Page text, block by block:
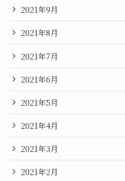
2021年9月
2021年8月
2021年7月
2021年6月
2021年5月
2021年4月
2021年3月
2021年2月